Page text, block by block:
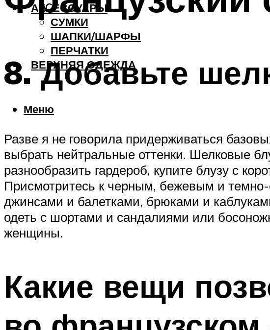
АКCЕССУАРЫ
СУМКИ
ШАПКИ/ШАРФЫ
ПЕРЧАТКИ
ВЕРХНЯЯ ОДЕЖДА
Меню
8. Добавьте
Разве я не говорила придерживаться
выбрать нейтральные оттенки. Шелковые
разнообразить гардероб, купите блузу с
Присмотритесь к черным, бежевым и
джинсами и балетками, брюками и
одеть с шортами и сандалиями или
женщины.
Какие вещи